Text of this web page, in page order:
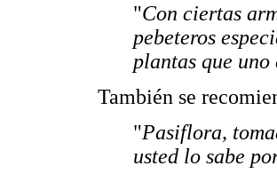
"Con ciertas
pebeteros
plantas que
También se
"Pasiflora,
usted lo sabe